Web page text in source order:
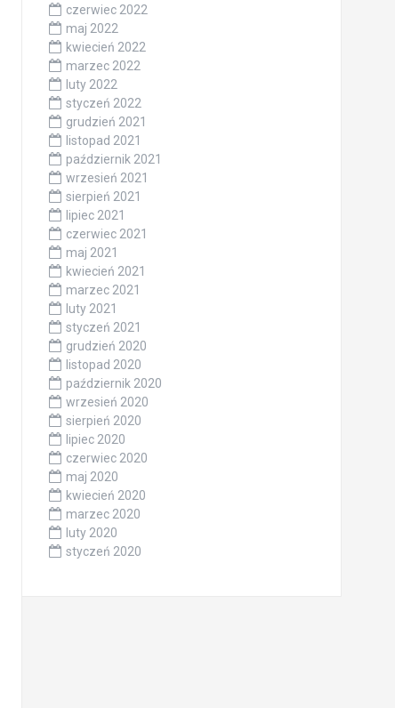
czerwiec 2022
maj 2022
kwiecień 2022
marzec 2022
luty 2022
styczeń 2022
grudzień 2021
listopad 2021
październik 2021
wrzesień 2021
sierpień 2021
lipiec 2021
czerwiec 2021
maj 2021
kwiecień 2021
marzec 2021
luty 2021
styczeń 2021
grudzień 2020
listopad 2020
październik 2020
wrzesień 2020
sierpień 2020
lipiec 2020
czerwiec 2020
maj 2020
kwiecień 2020
marzec 2020
luty 2020
styczeń 2020